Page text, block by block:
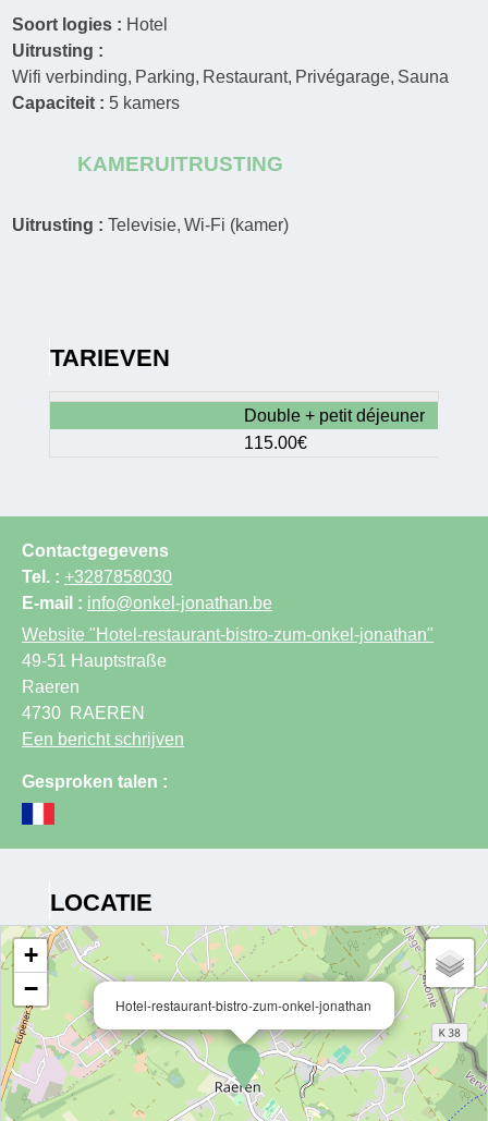
Soort logies : Hotel
Uitrusting :
Wifi verbinding Parking Restaurant Privégarage Sauna
Capaciteit : 5 kamers
KAMERUITRUSTING
Uitrusting :Televisie Wi-Fi (kamer)
TARIEVEN
Double + petit déjeuner
115.00€
Contactgegevens
Tel. : +3287858030
E-mail : info@onkel-jonathan.be
Website "Hotel-restaurant-bistro-zum-onkel-jonathan"
49-51 Hauptstraße
Raeren
4730
RAEREN
Een bericht schrijven
Gesproken talen :
LOCATIE
Hotel-restaurant-bistro-zum-onkel-jonathan
+
−